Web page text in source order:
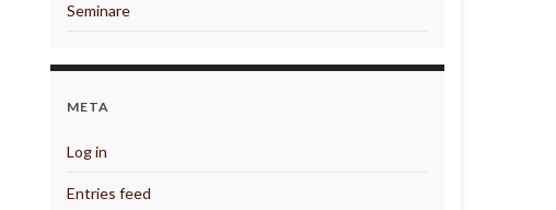
Seminare
META
Log in
Entries feed